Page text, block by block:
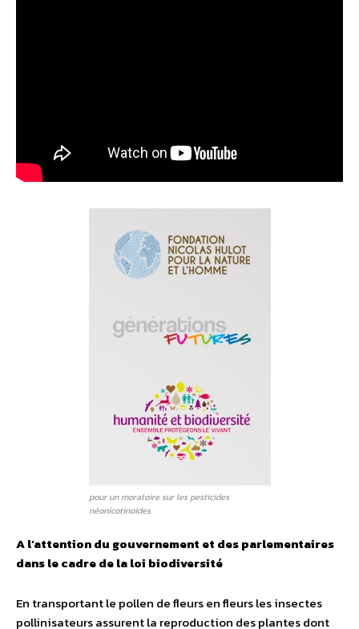
pour un moratoire sur les pesticides
néonicotinoides
A l’attention du gouvernement et des parlementaires
dans le cadre de la loi biodiversité
En transportant le pollen de fleurs en fleurs les insectes
pollinisateurs assurent la reproduction des plantes dont